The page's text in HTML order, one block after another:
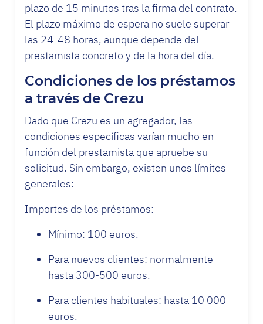
plazo de 15 minutos tras la firma del contrato.
El plazo máximo de espera no suele superar
las 24-48 horas, aunque depende del
prestamista concreto y de la hora del día.
Condiciones de los préstamos
a través de Crezu
Dado que Crezu es un agregador, las
condiciones específicas varían mucho en
función del prestamista que apruebe su
solicitud. Sin embargo, existen unos límites
generales:
Importes de los préstamos:
Mínimo: 100 euros.
Para nuevos clientes: normalmente
hasta 300-500 euros.
Para clientes habituales: hasta 10 000
euros.